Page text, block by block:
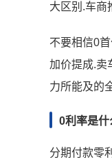
大区别.车商
不要相信0
加价提成.卖
力所能及的
0利率是什
分期付款零